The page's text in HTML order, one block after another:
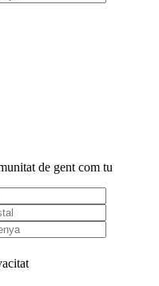
de gent com tu